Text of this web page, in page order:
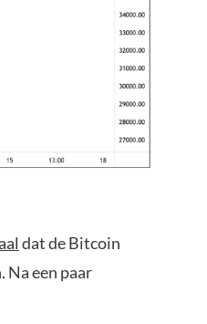
dat de Bitcoin
een paar